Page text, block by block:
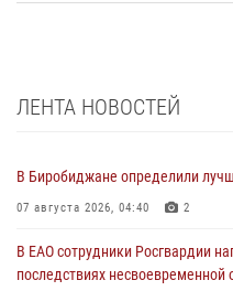
ЛЕНТА НОВОСТЕЙ
В Биробиджане определили
07 августа 2026, 04:40 2
В ЕАО сотрудники Росгвардии
последствиях